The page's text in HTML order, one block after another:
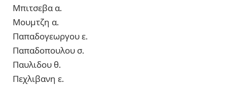
Μπιτσεβα α.
Μουμτζη α.
Παπαδογεωργου ε.
Παπαδοπουλου σ.
Παυλιδου θ.
Πεχλιβανη ε.